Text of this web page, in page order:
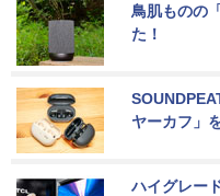
鳥肌ものの
た！
ヤーカフ」
ハイグレー